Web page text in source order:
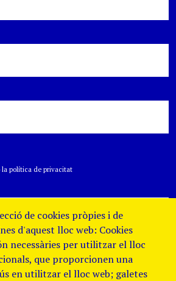
la política de privacitat
de cookies pròpies i de
d'aquest lloc web: Cookies
necessàries per utilitzar el lloc
que proporcionen una
en utilitzar el lloc web; galetes